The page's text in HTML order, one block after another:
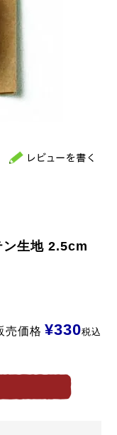
ン生地 2.5cm
売価格 ¥330税込